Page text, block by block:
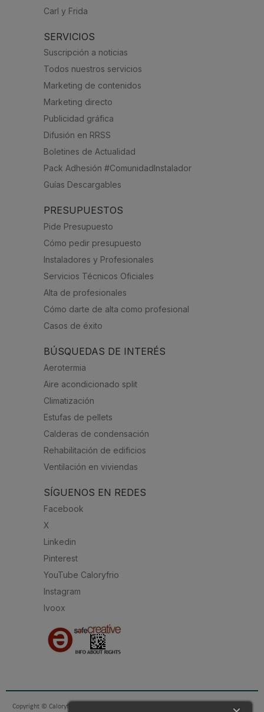
Carl y Frida
SERVICIOS
Suscripción a noticias
Todos nuestros servicios
Marketing de contenidos
Marketing directo
Publicidad gráfica
Difusión en RRSS
Boletines de Actualidad
Pack Adhesión #ComunidadInstalador
Guías Descargables
PRESUPUESTOS
Pide Presupuesto
Cómo pedir presupuesto
Instaladores y Profesionales
Servicios Técnicos Oficiales
Alta de profesionales
Cómo darte de alta como profesional
Casos de éxito
BÚSQUEDAS DE INTERÉS
Aerotermia
Aire acondicionado split
Climatización
Estufas de pellets
Calderas de condensación
Rehabilitación de edificios
Ventilación en viviendas
SÍGUENOS EN REDES
Facebook
X
Linkedin
Pinterest
YouTube Caloryfrio
Instagram
Ivoox
Copyright © Caloryfrio.com - todo sobre Aire Acondicionado, Calefacción, Eficiencia